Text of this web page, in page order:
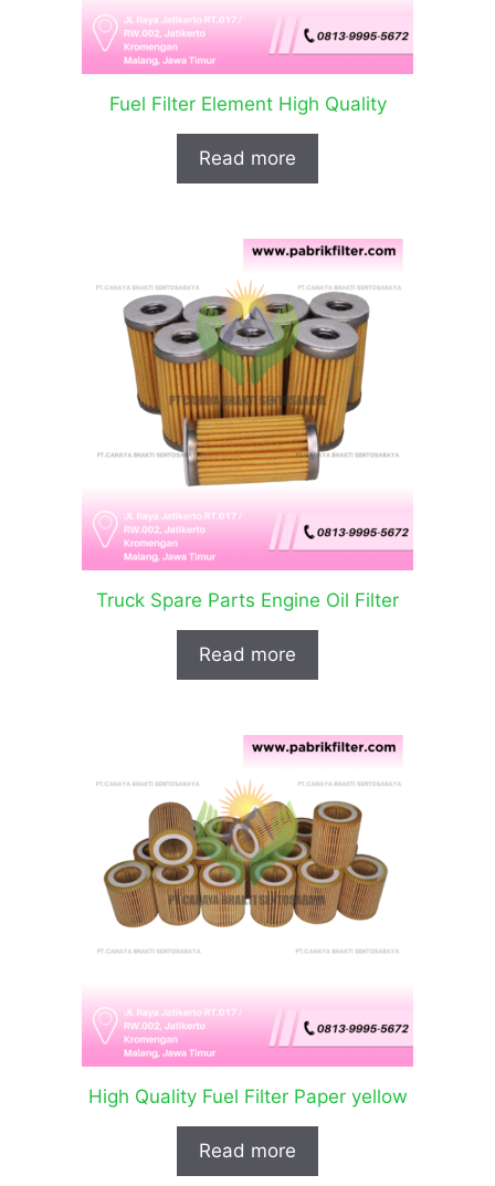
Fuel Filter Element High Quality
Read more
Truck Spare Parts Engine Oil Filter
Read more
High Quality Fuel Filter Paper yellow
Read more